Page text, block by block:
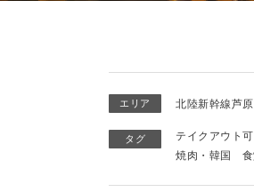
エリア 北陸新幹線芦
タグ テイクアウト可
焼肉・韓国